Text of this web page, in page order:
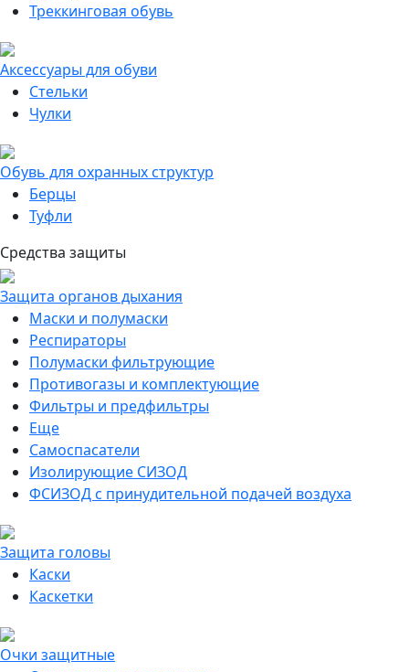
Треккинговая обувь
Аксессуары для обуви
Стельки
Чулки
Обувь для охранных структур
Берцы
Туфли
Средства защиты
Защита органов дыхания
Маски и полумаски
Респираторы
Полумаски фильтрующие
Противогазы и комплектующие
Фильтры и предфильтры
Еще
Самоспасатели
Изолирующие СИЗОД
ФСИЗОД с принудительной подачей воздуха
Защита головы
Каски
Каскетки
Очки защитные